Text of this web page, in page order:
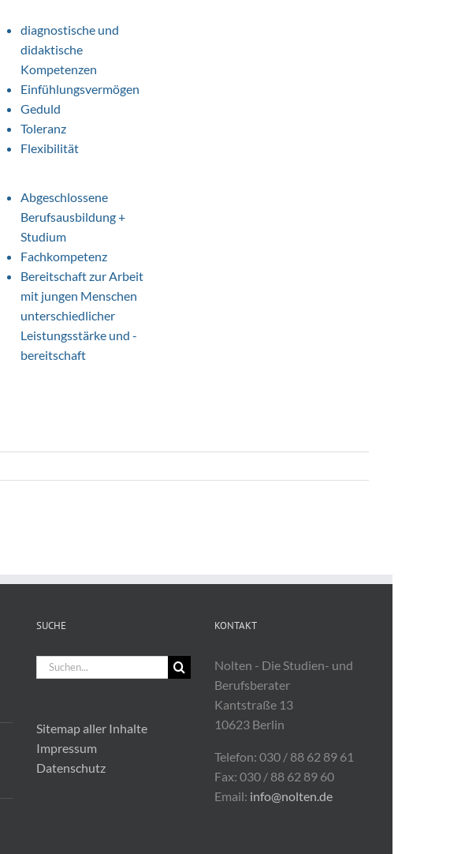
diagnostische und
didaktische
Kompetenzen
Einfühlungsvermögen
Geduld
Toleranz
Flexibilität
Abgeschlossene
Berufsausbildung +
Studium
Fachkompetenz
Bereitschaft zur Arbeit
mit jungen Menschen
unterschiedlicher
Leistungsstärke und -
bereitschaft
SUCHE
Suche
Sitemap aller Inhalte
Impressum
Datenschutz
KONTAKT
Nolten - Die Studien- und
Berufsberater
Kantstraße 13
10623 Berlin
Telefon: 030 / 88 62 89 61
Fax: 030 / 88 62 89 60
Email: info@nolten.de